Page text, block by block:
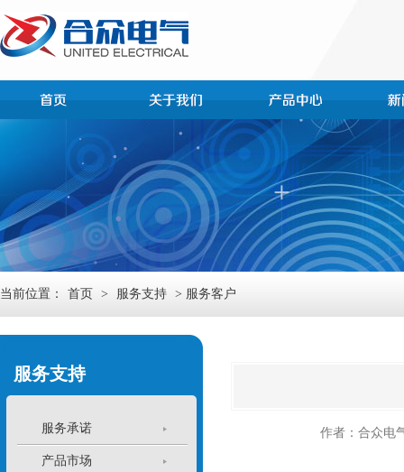
当前位置： 首页 > 服务支持 > 服务客户
服务支持
服务承诺
产品市场
作者：合众电